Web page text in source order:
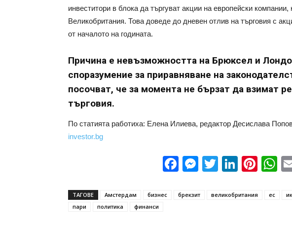
инвеститори в блока да търгуват акции на европейски
Великобритания. Това доведе до дневен отлив на търговия с
от началото на годината.
Причина е невъзможността на Брюксел и
споразумение за приравняване на
посочват, че за момента не бързат да взимат
търговия.
По статията работиха: Елена Илиева, редактор Десислава
investor.bg
Facebook
Messenger
Twitter
ТАГОВЕ Амстердам бизнес брекзит великобритания ес
пари
политика финанси